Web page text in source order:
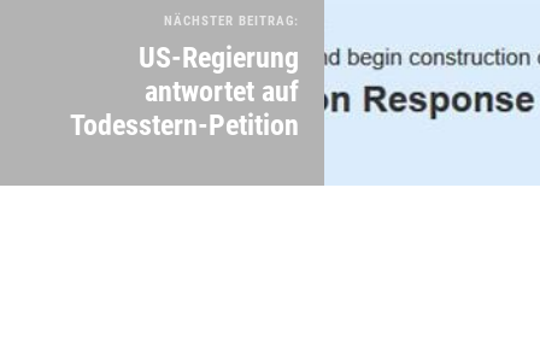
NÄCHSTER BEITRAG:
US-Regierung
antwortet auf
Todesstern-Petition